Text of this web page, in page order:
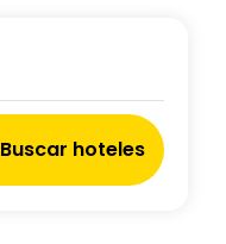
Buscar hoteles